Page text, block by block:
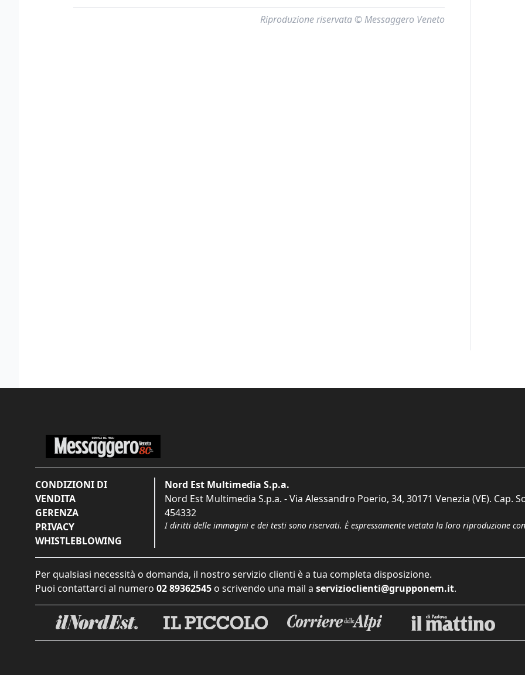
Riproduzione riservata © Messaggero Veneto
CONDIZIONI DI
VENDITA
GERENZA
PRIVACY
WHISTLEBLOWING
Nord Est Multimedia S.p.a.
Nord Est Multimedia S.p.a. - Via Alessandro Poerio, 34, 30171 Venezia (VE). Cap.
454332
I diritti delle immagini e dei testi sono riservati. È espressamente vietata la loro riproduzione
Per qualsiasi necessità o domanda, il nostro servizio clienti è a tua completa disposizione.
Puoi contattarci al numero 02 89362545 o scrivendo una mail a servizioclienti@grupponem.it.